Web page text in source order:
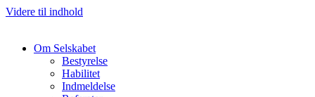
Videre til indhold
Om Selskabet
Bestyrelse
Habilitet
Indmeldelse